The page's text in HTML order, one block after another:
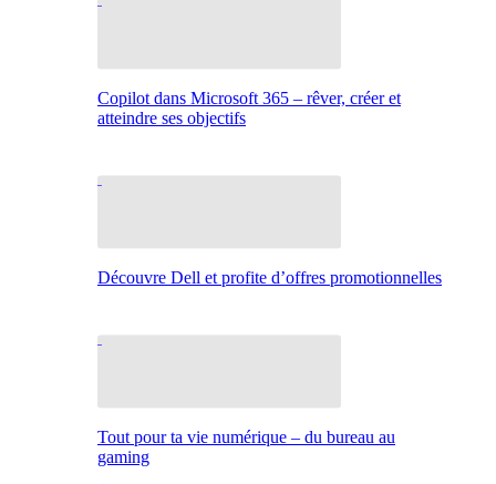
Copilot dans Microsoft 365 – rêver, créer et
atteindre ses objectifs
Découvre Dell et profite d’offres promotionnelles
Tout pour ta vie numérique – du bureau au
gaming